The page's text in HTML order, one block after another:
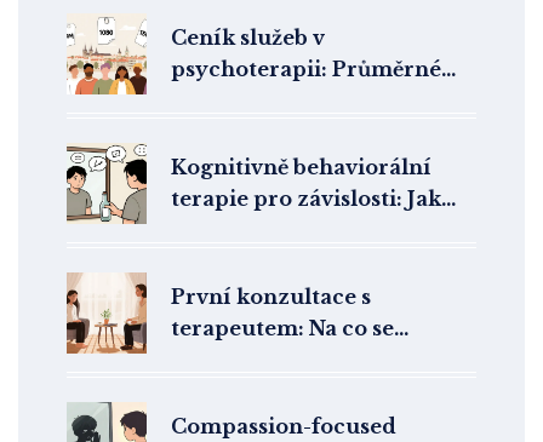
Ceník služeb v
psychoterapii: Průměrné
Kognitivně behaviorální
terapie pro závislosti: Jak
První konzultace s
terapeutem: Na co se
Compassion-focused